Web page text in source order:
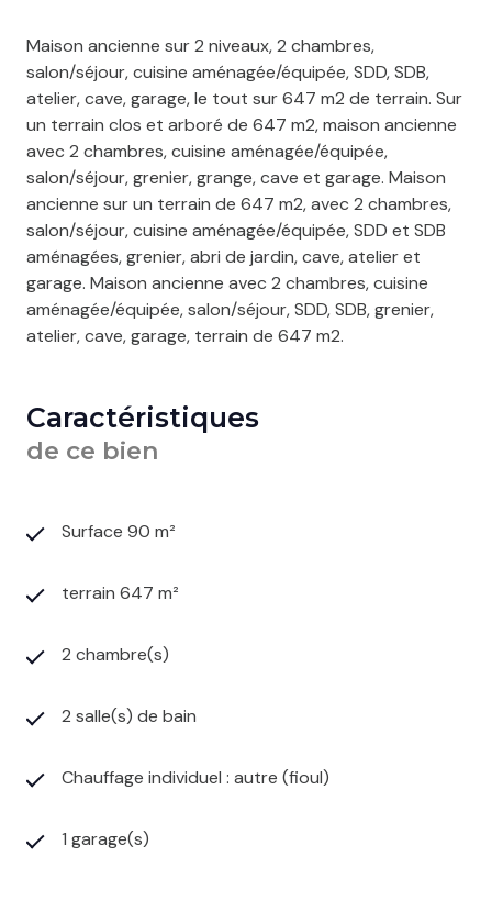
Maison ancienne sur 2 niveaux, 2 chambres,
salon/séjour, cuisine aménagée/équipée, SDD, SDB,
atelier, cave, garage, le tout sur 647 m2 de terrain. Sur
un terrain clos et arboré de 647 m2, maison ancienne
avec 2 chambres, cuisine aménagée/équipée,
salon/séjour, grenier, grange, cave et garage. Maison
ancienne sur un terrain de 647 m2, avec 2 chambres,
salon/séjour, cuisine aménagée/équipée, SDD et SDB
aménagées, grenier, abri de jardin, cave, atelier et
garage. Maison ancienne avec 2 chambres, cuisine
aménagée/équipée, salon/séjour, SDD, SDB, grenier,
atelier, cave, garage, terrain de 647 m2.
Caractéristiques
de ce bien
Surface 90 m²
terrain 647 m²
2 chambre(s)
2 salle(s) de bain
Chauffage individuel : autre (fioul)
1 garage(s)